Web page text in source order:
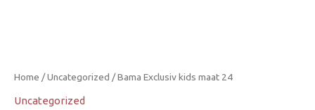
Home /Uncategorized / Bama Exclusiv kids maat 24
Uncategorized